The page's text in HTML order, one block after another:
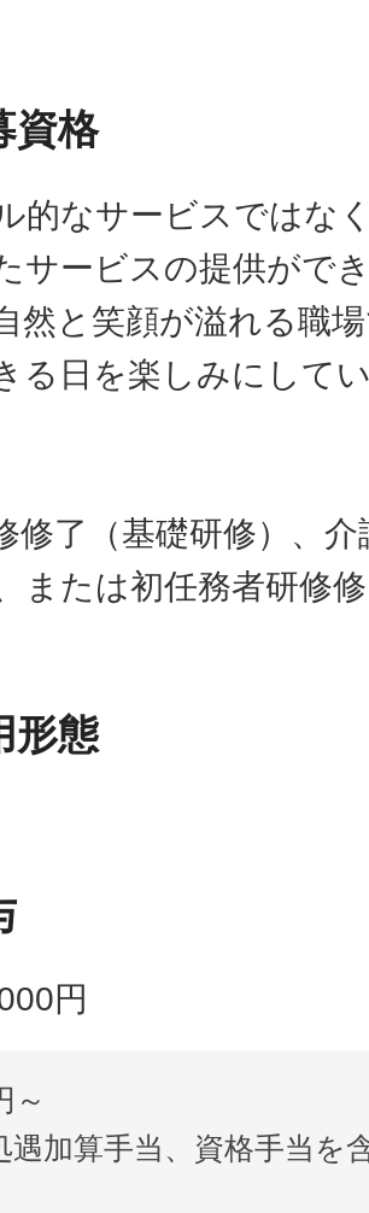
資格
的なサービスではな
サービスの提供がで
然と笑顔が溢れる職
る日を楽しみにして
修了（基礎研修）、
または初任務者研修
形態
円
～
加算手当、資格手当を